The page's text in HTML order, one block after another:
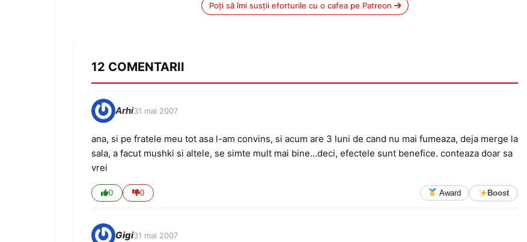
Poți să îmi susții eforturile cu o cafea pe Patreon
12 COMENTARII
Arhi31 mai 2007
ana, si pe fratele meu tot asa l-am convins, si acum are 3 luni de cand nu mai fumeaza, deja merge la
sala, a facut mushki si altele, se simte mult mai bine…deci, efectele sunt benefice. conteaza doar sa
vrei
0 0 Award Boost
Gigi31 mai 2007